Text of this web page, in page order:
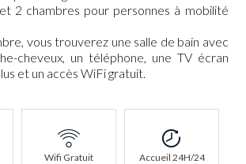
2 chambres pour personnes à mobilité
vous trouverez une salle de bain avec
cheveux, un téléphone, une TV écran
et un accès WiFi gratuit.
Wifi Gratuit Accueil 24H/24